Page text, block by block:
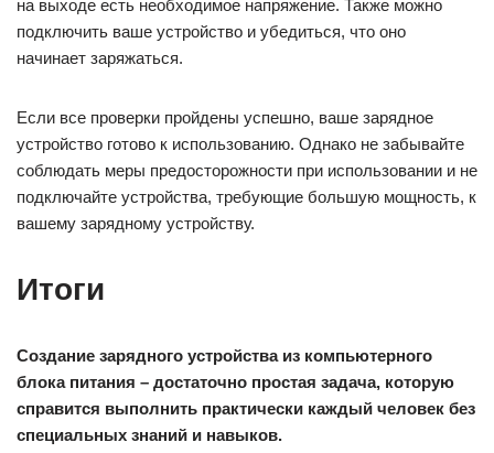
на выходе есть необходимое напряжение. Также можно
подключить ваше устройство и убедиться, что оно
начинает заряжаться.
Если все проверки пройдены успешно, ваше зарядное
устройство готово к использованию. Однако не забывайте
соблюдать меры предосторожности при использовании и не
подключайте устройства, требующие большую мощность, к
вашему зарядному устройству.
Итоги
Создание зарядного устройства из компьютерного
блока питания – достаточно простая задача, которую
справится выполнить практически каждый человек без
специальных знаний и навыков.